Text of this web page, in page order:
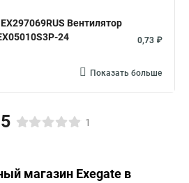
Вентилятор
24
0,73 ₽
Показать больше
5 1
магазин Exegate в